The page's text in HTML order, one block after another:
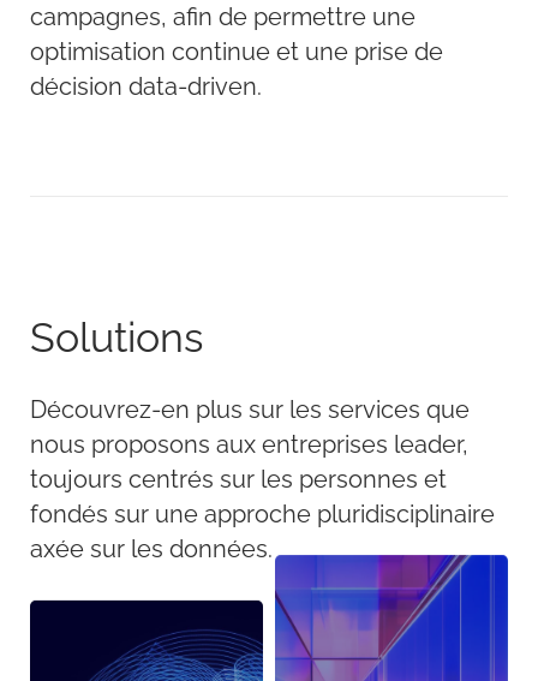
campagnes, afin de permettre une
optimisation continue et une prise de
décision data-driven.
Solutions
Découvrez-en plus sur les services que
nous proposons aux entreprises leader,
toujours centrés sur les personnes et
fondés sur une approche pluridisciplinaire
axée sur les données.